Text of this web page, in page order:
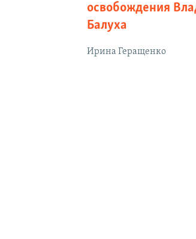
освобождения
Балуха
Ирина Геращенко